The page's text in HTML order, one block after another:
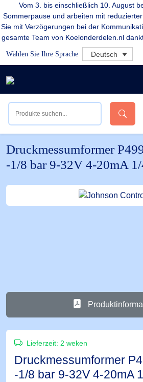
Vom 3. bis einschließlich 10. August
Sommerpause und arbeiten mit
Sie mit Verzögerungen bei der
gesamte Team von Koelonderdelen.nl
Wählen Sie Ihre Sprache Deutsch
Druckmessumformer
-1/8 bar 9-32V 4-20mA
Lieferzeit: 2 weken
Druckmessumformer
-1/8 bar 9-32V 4-20mA